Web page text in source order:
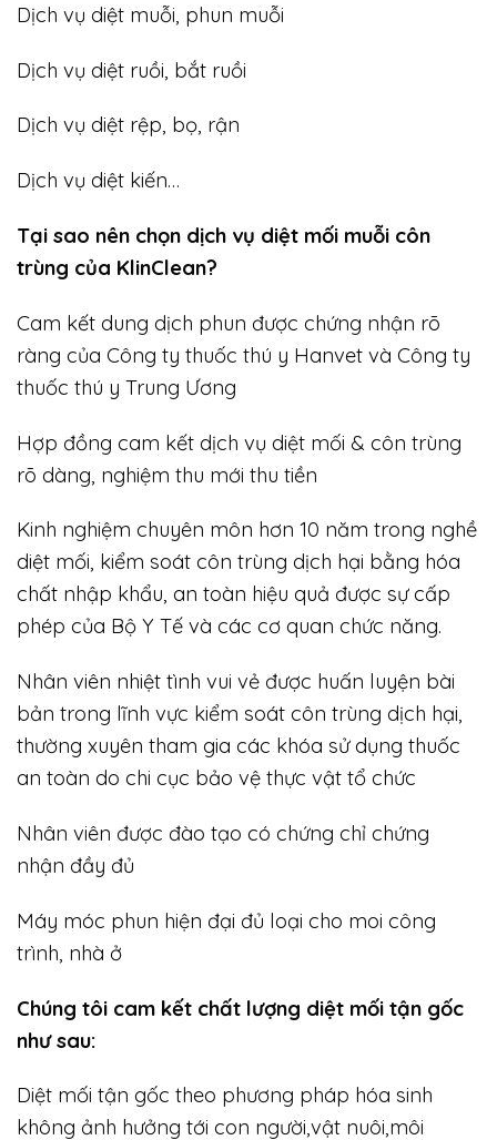
Dịch vụ diệt muỗi, phun muỗi
Dịch vụ diệt ruồi, bắt ruồi
Dịch vụ diệt rệp, bọ, rận
Dịch vụ diệt kiến…
Tại sao nên chọn dịch vụ diệt mối muỗi côn
trùng của KlinClean?
Cam kết dung dịch phun được chứng nhận rõ
ràng của Công ty thuốc thú y Hanvet và Công ty
thuốc thú y Trung Ương
Hợp đồng cam kết dịch vụ diệt mối & côn trùng
rõ dàng, nghiệm thu mới thu tiền
Kinh nghiệm chuyên môn hơn 10 năm trong nghề
diệt mối, kiểm soát côn trùng dịch hại bằng hóa
chất nhập khẩu, an toàn hiệu quả được sự cấp
phép của Bộ Y Tế và các cơ quan chức năng.
Nhân viên nhiệt tình vui vẻ được huấn luyện bài
bản trong lĩnh vực kiểm soát côn trùng dịch hại,
thường xuyên tham gia các khóa sử dụng thuốc
an toàn do chi cục bảo vệ thực vật tổ chức
Nhân viên được đào tạo có chứng chỉ chứng
nhận đầy đủ
Máy móc phun hiện đại đủ loại cho moi công
trình, nhà ở
Chúng tôi cam kết chất lượng diệt mối tận gốc
như sau:
Diệt mối tận gốc theo phương pháp hóa sinh
không ảnh hưởng tới con người,vật nuôi,môi